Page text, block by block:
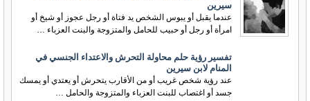
سيرين
عندما يقبل أو يبوس الشخص يد فتاة أو رجل عجوز أو شيخ أو
امرأة أو رجل أو حبيب للحامل والمتزوجة والبنت العزباء …
تفسير رؤية حلم محاولة التحرش والاعتداء الجنسي في
المنام لابن سيرين
عند رؤية شخص غريب أو من الأقارب يتحرش أو يعتدي أو يمسك
جسد أو اغتصاب للبنت العزباء والمتزوجة والحامل …